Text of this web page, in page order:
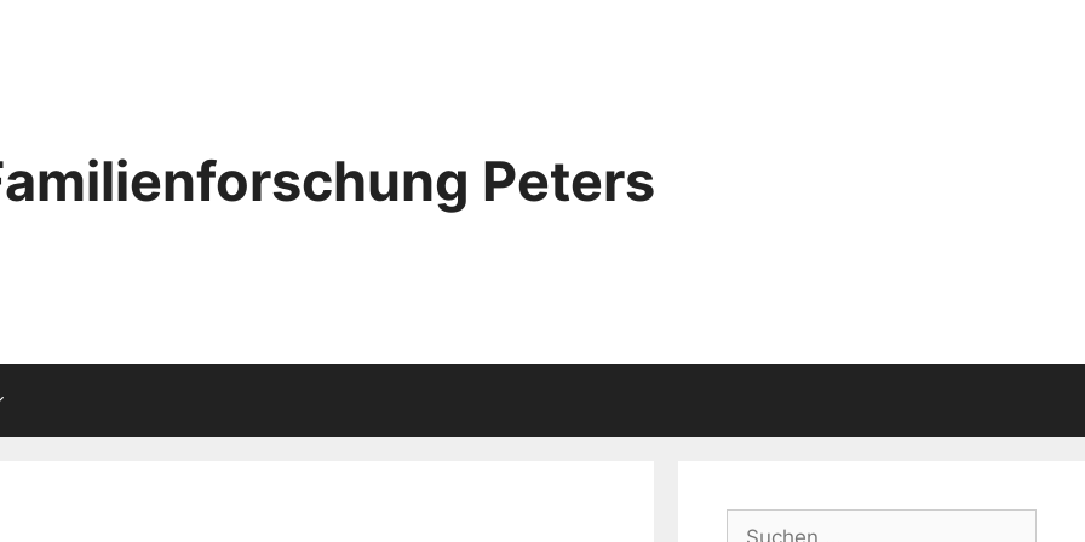
Peters